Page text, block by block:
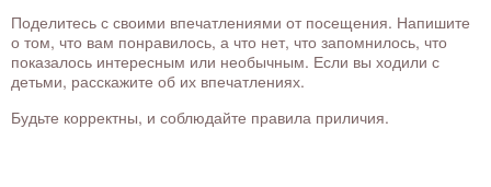
Поделитесь с своими впечатлениями от посещения. Напишите
о том, что вам понравилось, а что нет, что запомнилось, что
показалось интересным или необычным. Если вы ходили с
детьми, расскажите об их впечатлениях.
Будьте корректны, и соблюдайте правила приличия.